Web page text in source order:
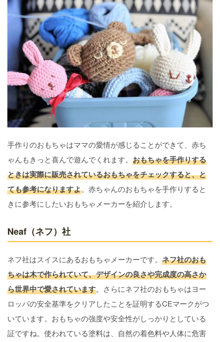
手作りのおもちゃはママの愛情が感じることができて、赤ち
ゃんもきっと喜んで遊んでくれます。 おもちゃを手作りする
ときは実際に販売されているおもちゃをチェックすると、と
ても参考になりますよ。赤ちゃんのおもちゃを手作りすると
きに参考にしたいおもちゃメーカーを紹介します。
Neaf（ネフ）社
ネフ社はスイスにあるおもちゃメーカーです。 ネフ社のおも
ちゃは木で作られていて、デザインの良さや完成度の高さか
ら世界中で愛されています。さらにネフ社のおもちゃはヨー
ロッパの安全基準をクリアしたことを証明するCEマークがつ
いています。おもちゃの強度や安全性がしっかりとしている
証ですね。使われている塗料は、自然の着色料や人体に危害